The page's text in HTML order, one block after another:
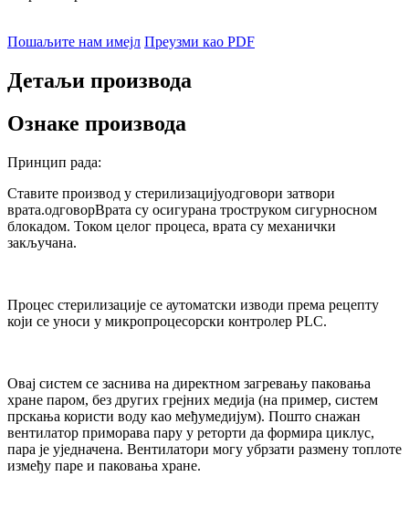
Пошаљите нам имејл Преузми као PDF
Детаљи производа
Ознаке производа
Принцип рада:
Ставите производ у стерилизацијуодговори затвори
врата.одговорВрата су осигурана троструком сигурносном
блокадом. Током целог процеса, врата су механички
закључана.
Процес стерилизације се аутоматски изводи према рецепту
који се уноси у микропроцесорски контролер PLC.
Овај систем се заснива на директном загревању паковања
хране паром, без других грејних медија (на пример, систем
прскања користи воду као међумедијум). Пошто снажан
вентилатор приморава пару у реторти да формира циклус,
пара је уједначена. Вентилатори могу убрзати размену топлоте
између паре и паковања хране.